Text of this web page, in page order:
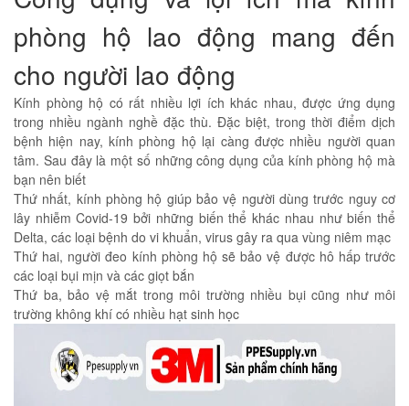
phòng hộ lao động mang đến
cho người lao động
Kính phòng hộ có rất nhiều lợi ích khác nhau, được ứng dụng
trong nhiều ngành nghề đặc thù. Đặc biệt, trong thời điểm dịch
bệnh hiện nay, kính phòng hộ lại càng được nhiều người quan
tâm. Sau đây là một số những công dụng của kính phòng hộ mà
bạn nên biết
Thứ nhất, kính phòng hộ giúp bảo vệ người dùng trước nguy cơ
lây nhiễm Covid-19 bởi những biến thể khác nhau như biến thể
Delta, các loại bệnh do vi khuẩn, virus gây ra qua vùng niêm mạc
Thứ hai, người đeo kính phòng hộ sẽ bảo vệ được hô hấp trước
các loại bụi mịn và các giọt bắn
Thứ ba, bảo vệ mắt trong môi trường nhiều bụi cũng như môi
trường không khí có nhiều hạt sinh học